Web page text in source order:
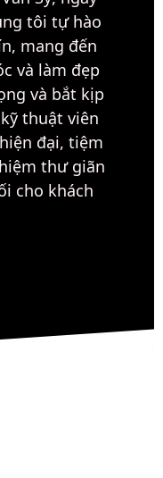
tôi tự hào
mang đến
và làm đẹp
và bắt kịp
thuật viên
đại, tiệm
thư giãn
cho khách